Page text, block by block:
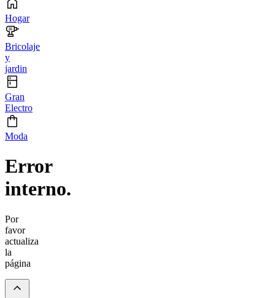
Hogar
Bricolaje
y
jardin
Gran
Electro
Moda
Error
interno.
Por
favor
actualiza
la
página